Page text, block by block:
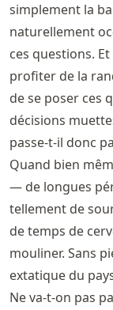
simplement la
naturellement
ces questions.
profiter de la
de se poser ces
décisions
passe-t-il donc
Quand bien
— de longues
tellement de
de temps de
mouliner. Sans
extatique du
Ne va-t-on pas